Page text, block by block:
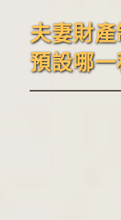
夫妻財
預設哪一